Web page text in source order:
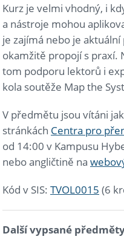
Kurz je velmi vhodný, i
a nástroje mohou
je zajímá nebo je
okamžitě propojí s praxí.
tom podporu lektorů i
kola soutěže Map the
V předmětu jsou vítáni
stránkách Centra pro
od 14:00 v Kampusu
nebo angličtině na
Kód v SIS: TVOL0015 (6
Další vypsané